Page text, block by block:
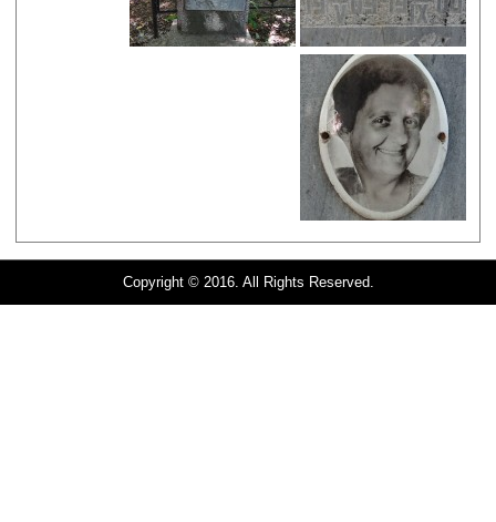
Copyright © 2016. All Rights Reserved.